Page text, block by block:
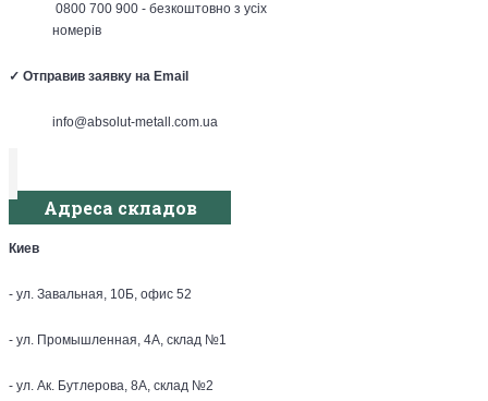
0800 700 900 - безкоштовно з усіх
номерів
✓ Отправив заявку на Email
info@absolut-metall.com.ua
Адреса складов
Киев
- ул. Завальная, 10Б, офис 52
- ул. Промышленная, 4А, склад №1
- ул. Ак. Бутлерова, 8А, склад №2